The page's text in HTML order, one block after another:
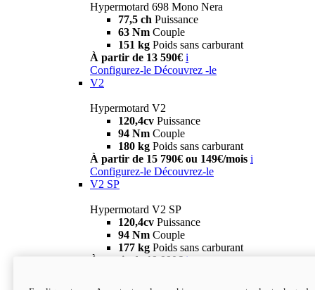
Hypermotard 698 Mono Nera
77,5 ch Puissance
63 Nm Couple
151 kg Poids sans carburant
À partir de 13 590€ i
Configurez-le Découvrez -le
V2
Hypermotard V2
120,4cv Puissance
94 Nm Couple
180 kg Poids sans carburant
À partir de 15 790€ ou 149€/mois i
Configurez-le Découvrez-le
V2 SP
Hypermotard V2 SP
120,4cv Puissance
94 Nm Couple
177 kg Poids sans carburant
À partir de 19 990€ i
new
V2 SP 100